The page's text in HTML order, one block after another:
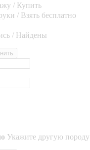
/ Купить
/ Взять бесплатно
/ Найдены
Укажите другую породу